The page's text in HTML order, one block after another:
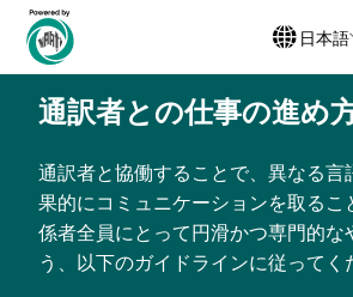
日本語
通訳者との仕事の進め
通訳者と協働することで、異なる言
果的にコミュニケーションを取るこ
係者全員にとって円滑かつ専門的な
う、以下のガイドラインに従ってく